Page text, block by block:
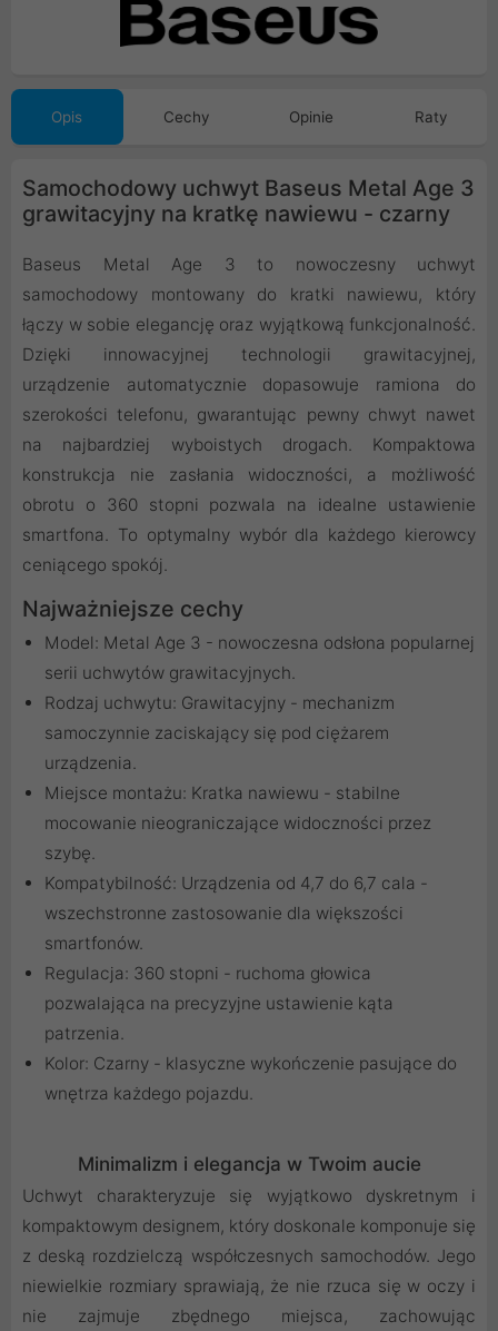
Opis Cechy Opinie Raty
Samochodowy uchwyt Baseus Metal Age 3
grawitacyjny na kratkę nawiewu - czarny
Baseus Metal Age 3 to nowoczesny uchwyt
samochodowy montowany do kratki nawiewu, który
łączy w sobie elegancję oraz wyjątkową funkcjonalność.
Dzięki innowacyjnej technologii grawitacyjnej,
urządzenie automatycznie dopasowuje ramiona do
szerokości telefonu, gwarantując pewny chwyt nawet
na najbardziej wyboistych drogach. Kompaktowa
konstrukcja nie zasłania widoczności, a możliwość
obrotu o 360 stopni pozwala na idealne ustawienie
smartfona. To optymalny wybór dla każdego kierowcy
ceniącego spokój.
Najważniejsze cechy
Model: Metal Age 3 - nowoczesna odsłona popularnej
serii uchwytów grawitacyjnych.
Rodzaj uchwytu: Grawitacyjny - mechanizm
samoczynnie zaciskający się pod ciężarem
urządzenia.
Miejsce montażu: Kratka nawiewu - stabilne
mocowanie nieograniczające widoczności przez
szybę.
Kompatybilność: Urządzenia od 4,7 do 6,7 cala -
wszechstronne zastosowanie dla większości
smartfonów.
Regulacja: 360 stopni - ruchoma głowica
pozwalająca na precyzyjne ustawienie kąta
patrzenia.
Kolor: Czarny - klasyczne wykończenie pasujące do
wnętrza każdego pojazdu.
Minimalizm i elegancja w Twoim aucie
Uchwyt charakteryzuje się wyjątkowo dyskretnym i
kompaktowym designem, który doskonale komponuje się
z deską rozdzielczą współczesnych samochodów. Jego
niewielkie rozmiary sprawiają, że nie rzuca się w oczy i
nie zajmuje zbędnego miejsca, zachowując